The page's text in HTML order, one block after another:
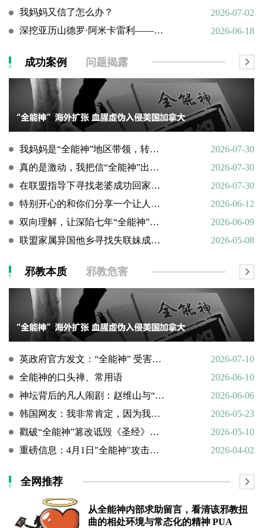
我妈妈又信了怎么办？
2026-07-02
深挖亚历山德罗·阿米卡雷利——一个邪教组织的国际帮凶
2026-06-18
成功案例 问题揭露
我妈妈是“全能神”地区带领，转化情况好转
2026-07-30
真的是激动，我把信“全能神”出走的老婆找了回来
2026-07-30
在联盟指导下寻找老婆成功回家回顾
2026-07-30
特别开心的和你们分享一个让人欣慰的好消息
2026-06-12
双向理解，让深陷七年“全能神”的母亲彻底醒悟
2026-06-09
联盟家属异国他乡寻找失联妹成功全过程
2026-05-08
邪教本质 邪教危害
英政府官方发文：“全能神” 受害说辞不实，英国拒为邪教提供庇护
2026-07-10
全能神的口头禅、常用语
2026-06-10
神坛背后的凡人闹剧：赵维山与“女基督”杨向斌的隐秘家庭史
2026-06-06
韩国网友：我非常肯定，因为我亲眼所见。
2026-05-23
戳破“全能神”篡改诋毁《圣经》的荒谬本质
2026-05-10
重磅信息：4月1日"全能神"攻击天主教
2026-04-02
全网推荐
从全能神内部求助留言，看清该邪教扭
曲的相处环境与常态化的精神 PUA